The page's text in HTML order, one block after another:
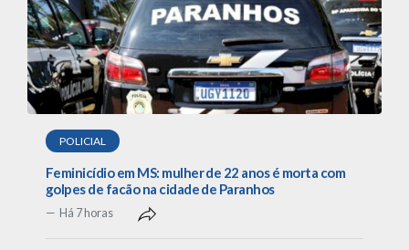
POLICIAL
Feminicídio em MS: mulher de 22 anos é morta com
golpes de facão na cidade de Paranhos
Há 7 horas